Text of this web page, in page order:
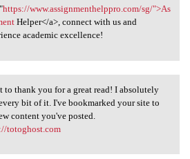
https://www.assignmenthelppro.com/sg/">As
Helper</a>, connect with us and
academic excellence!
to thank you for a
to thank you for a great read! I absolutely
bit of it. I've bookmarked your site to
content you've posted.
totoghost.com